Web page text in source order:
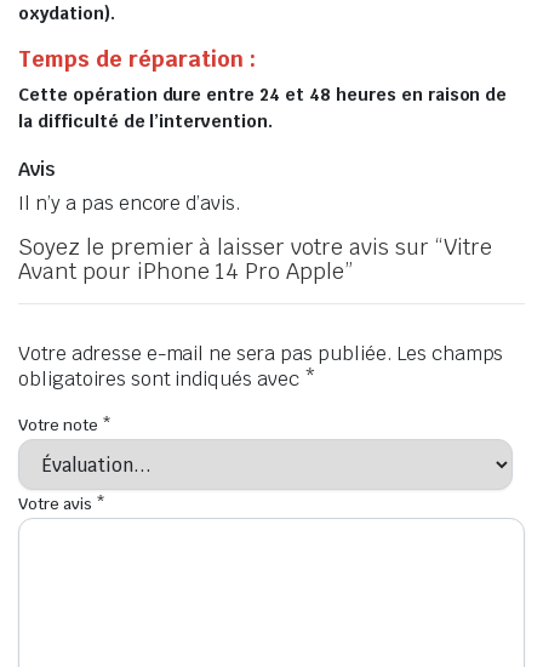
oxydation).
Temps de réparation :
Cette opération dure entre 24 et 48 heures en raison de
la difficulté de l’intervention.
Avis
Il n’y a pas encore d’avis.
Soyez le premier à laisser votre avis sur “Vitre
Avant pour iPhone 14 Pro Apple”
Votre adresse e-mail ne sera pas publiée. Les champs
obligatoires sont indiqués avec *
Votre note *
Votre avis *